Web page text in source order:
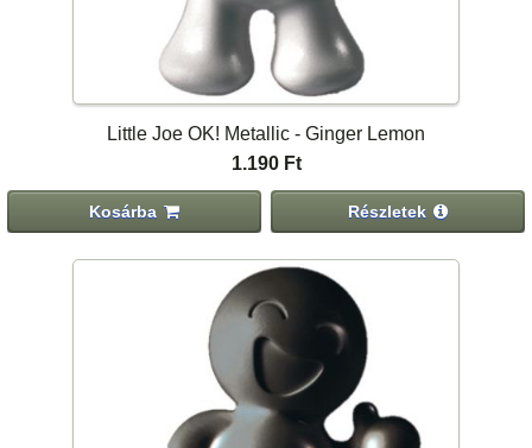
Little Joe OK! Metallic - Ginger Lemon
1.190 Ft
Kosárba Részletek